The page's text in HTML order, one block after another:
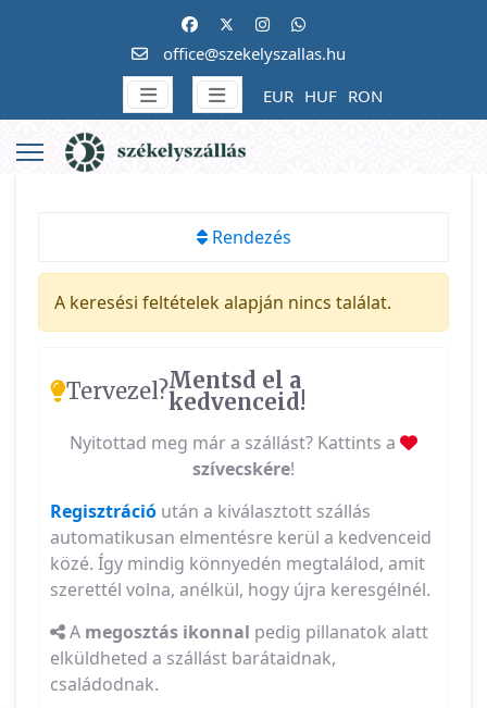
office@szekelyszallas.hu
EUR HUF RON
Rendezés
A keresési feltételek alapján nincs találat.
Tervezel?Mentsd el a
kedvenceid!
Nyitottad meg már a szállást? Kattints a
szívecskére!
Regisztráció után a kiválasztott szállás
automatikusan elmentésre kerül a kedvenceid
közé. Így mindig könnyedén megtalálod, amit
szerettél volna, anélkül, hogy újra keresgélnél.
A megosztás ikonnal pedig pillanatok alatt
elküldheted a szállást barátaidnak,
családodnak.